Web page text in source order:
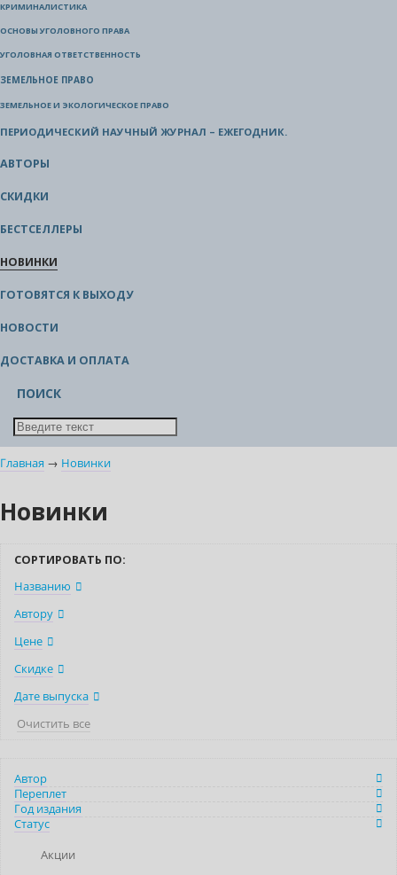
КРИМИНАЛИСТИКА
ОСНОВЫ УГОЛОВНОГО ПРАВА
УГОЛОВНАЯ ОТВЕТСТВЕННОСТЬ
ЗЕМЕЛЬНОЕ ПРАВО
ЗЕМЕЛЬНОЕ И ЭКОЛОГИЧЕСКОЕ ПРАВО
ПЕРИОДИЧЕСКИЙ НАУЧНЫЙ ЖУРНАЛ – ЕЖЕГОДНИК.
АВТОРЫ
СКИДКИ
БЕСТСЕЛЛЕРЫ
НОВИНКИ
ГОТОВЯТСЯ К ВЫХОДУ
НОВОСТИ
ДОСТАВКА И ОПЛАТА
ПОИСК
Главная → Новинки
Новинки
СОРТИРОВАТЬ ПО:
Названию
Автору
Цене
Скидке
Дате выпуска
Очистить все
Автор
Переплет
Год издания
Статус
Акции